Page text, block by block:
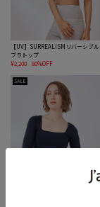
【UV】SURREALISMリバーシブル
ブラトップ
¥2,200
80%OFF
SALE